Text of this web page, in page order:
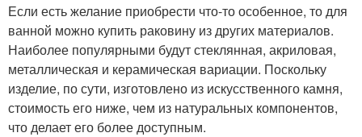
Если есть желание приобрести что-то особенное, то для
ванной можно купить раковину из других материалов.
Наиболее популярными будут стеклянная, акриловая,
металлическая и керамическая вариации. Поскольку
изделие, по сути, изготовлено из искусственного камня,
стоимость его ниже, чем из натуральных компонентов,
что делает его более доступным.